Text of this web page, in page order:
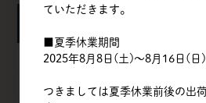
甘味料
ていただきます。
■夏季休業期間
2025年8月8日(土)～8月16日(日)
つきましては夏季休業前後の出